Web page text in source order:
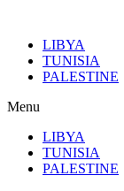
contenuLIBYA
TUNISIA
PALESTINE
Menu
LIBYA
TUNISIA
PALESTINE